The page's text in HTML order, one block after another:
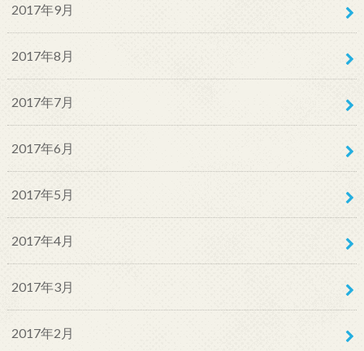
2017年9月
2017年8月
2017年7月
2017年6月
2017年5月
2017年4月
2017年3月
2017年2月